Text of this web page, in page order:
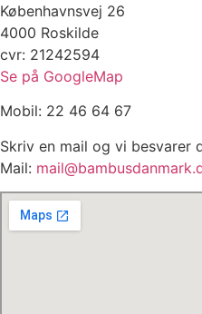
Københavnsvej 26
4000 Roskilde
cvr: 21242594
Se på GoogleMap
Mobil: 22 46 64 67
Skriv en mail og vi besvarer
Mail: